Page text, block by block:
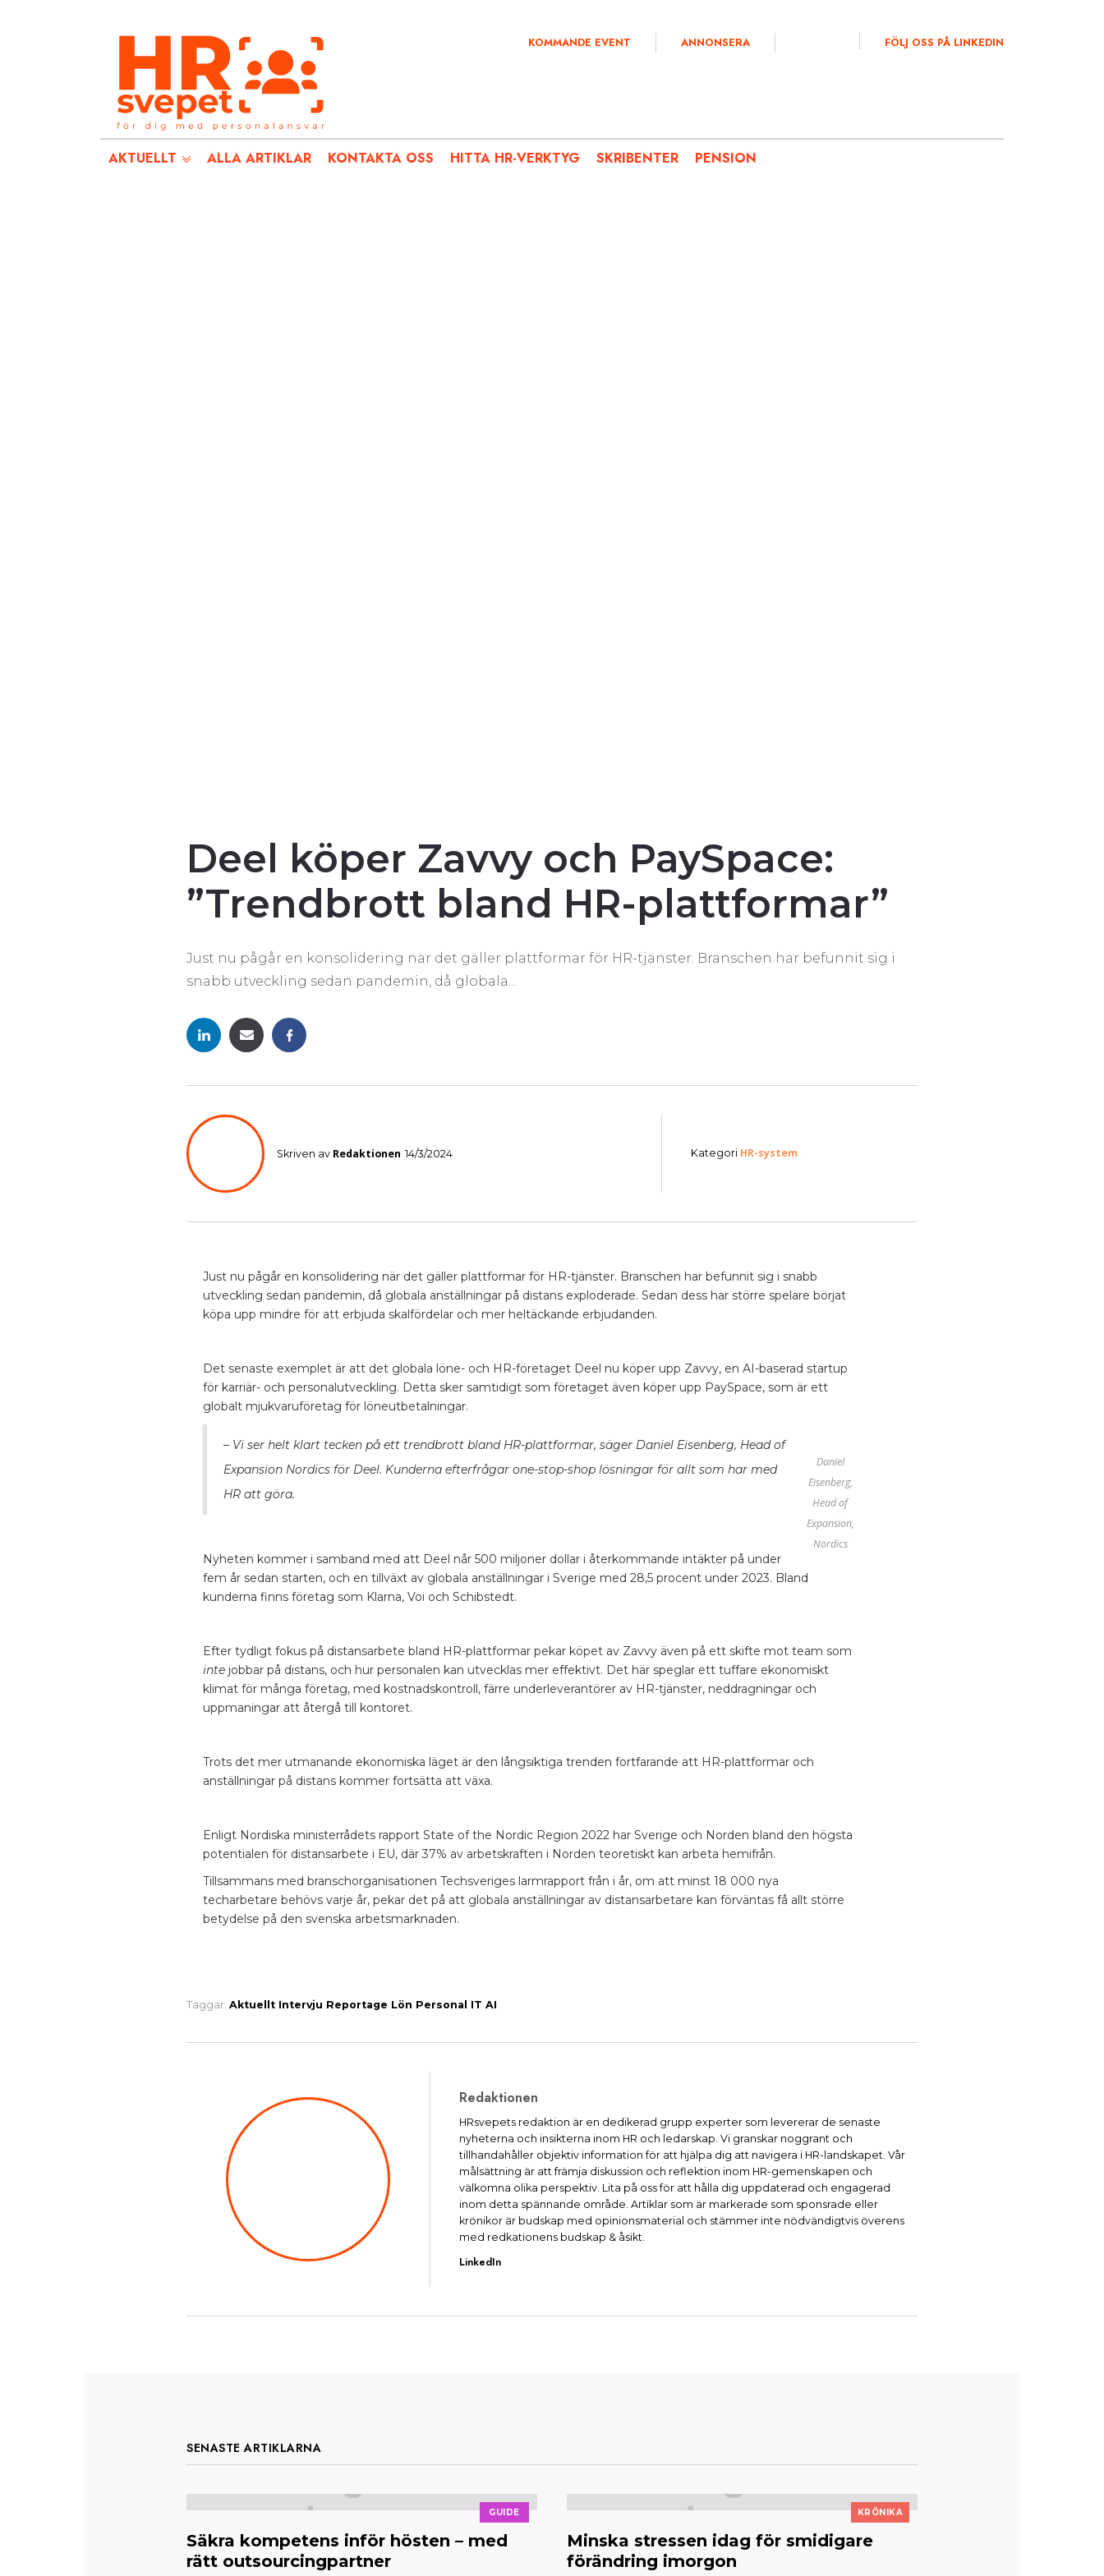
KOMMANDE EVENT ANNONSERA FÖLJ OSS PÅ LINKEDIN
AKTUELLT ALLA ARTIKLAR KONTAKTA OSS HITTA HR-VERKTYG SKRIBENTER PENSION
Deel köper Zavvy och PaySpace:
”Trendbrott bland HR-plattformar”
Just nu pågår en konsolidering när det gäller plattformar för HR-tjänster. Branschen har befunnit sig i
snabb utveckling sedan pandemin, då globala...
Skriven av Redaktionen 14/3/2024 Kategori HR-system
Just nu pågår en konsolidering när det gäller plattformar för HR-tjänster. Branschen har befunnit sig i snabb
utveckling sedan pandemin, då globala anställningar på distans exploderade. Sedan dess har större spelare börjat
köpa upp mindre för att erbjuda skalfördelar och mer heltäckande erbjudanden.
Det senaste exemplet är att det globala löne- och HR-företaget Deel nu köper upp Zavvy, en AI-baserad startup
för karriär- och personalutveckling. Detta sker samtidigt som företaget även köper upp PaySpace, som är ett
globalt mjukvaruföretag för löneutbetalningar.
Daniel
Eisenberg,
Head of
Expansion,
Nordics
– Vi ser helt klart tecken på ett trendbrott bland HR-plattformar, säger Daniel Eisenberg, Head of
Expansion Nordics för Deel. Kunderna efterfrågar one-stop-shop lösningar för allt som har med
HR att göra.
Nyheten kommer i samband med att Deel når 500 miljoner dollar i återkommande intäkter på under
fem år sedan starten, och en tillväxt av globala anställningar i Sverige med 28,5 procent under 2023. Bland
kunderna finns företag som Klarna, Voi och Schibstedt.
Efter tydligt fokus på distansarbete bland HR-plattformar pekar köpet av Zavvy även på ett skifte mot team som
inte jobbar på distans, och hur personalen kan utvecklas mer effektivt. Det här speglar ett tuffare ekonomiskt
klimat för många företag, med kostnadskontroll, färre underleverantörer av HR-tjänster, neddragningar och
uppmaningar att återgå till kontoret.
Trots det mer utmanande ekonomiska läget är den långsiktiga trenden fortfarande att HR-plattformar och
anställningar på distans kommer fortsätta att växa.
Enligt Nordiska ministerrådets rapport State of the Nordic Region 2022 har Sverige och Norden bland den högsta
potentialen för distansarbete i EU, där 37% av arbetskraften i Norden teoretiskt kan arbeta hemifrån.
Tillsammans med branschorganisationen Techsveriges larmrapport från i år, om att minst 18 000 nya
techarbetare behövs varje år, pekar det på att globala anställningar av distansarbetare kan förväntas få allt större
betydelse på den svenska arbetsmarknaden.
Taggar: Aktuellt Intervju Reportage Lön Personal IT AI
Redaktionen
HRsvepets redaktion är en dedikerad grupp experter som levererar de senaste
nyheterna och insikterna inom HR och ledarskap. Vi granskar noggrant och
tillhandahåller objektiv information för att hjälpa dig att navigera i HR-landskapet. Vår
målsättning är att främja diskussion och reflektion inom HR-gemenskapen och
välkomna olika perspektiv. Lita på oss för att hålla dig uppdaterad och engagerad
inom detta spännande område. Artiklar som är markerade som sponsrade eller
krönikor är budskap med opinionsmaterial och stämmer inte nödvändigtvis överens
med redkationens budskap & åsikt.
LinkedIn
SENASTE ARTIKLARNA
GUIDE
Säkra kompetens inför hösten – med
rätt outsourcingpartner
KRÖNIKA
Minska stressen idag för smidigare
förändring imorgon